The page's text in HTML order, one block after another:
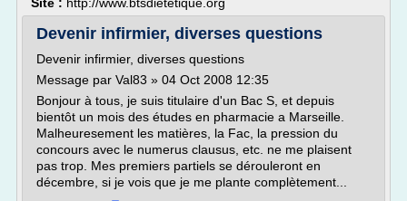
Devenir infirmier, diverses questions
Devenir infirmier, diverses questions
Message par Val83 » 04 Oct 2008 12:35
Bonjour à tous, je suis titulaire d'un Bac S, et depuis
bientôt un mois des études en pharmacie a Marseille.
Malheuresement les matières, la Fac, la pression du
concours avec le numerus clausus, etc. ne me plaisent
pas trop. Mes premiers partiels se dérouleront en
décembre, si je vois que je me plante complètement...